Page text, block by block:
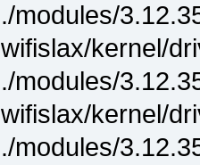
./modules/
wifislax/kernel/
./modules/
wifislax/kernel/
./modules/